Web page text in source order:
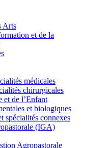
Arts
et de la
médicales
chirurgicales
et de l’Enfant
et biologiques
spécialités connexes
(IGA)
Agropastorale